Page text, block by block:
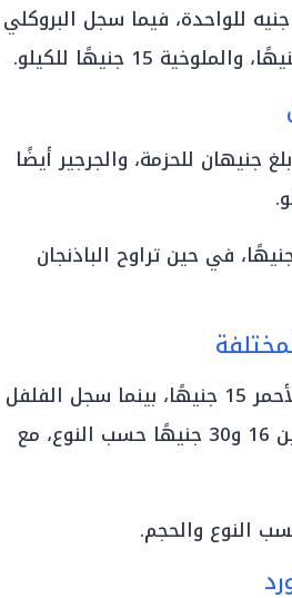
وذكر التجار أن سعر الكابوتشا للمستهلك يبلغ 7.5 جنيه للواحدة، فيما سجل البروكلي
جنيهان للحزمة، والجرجير أيضًا
سعر الباذنجان الأسود والأبيض والملون 12 جنيهًا، في حين تراوح الباذنجان
بلغ سعر البصل بين 15 و18 جنيهًا، وكذلك البصل الأحمر 15 جنيهًا، بينما سجل الفلفل
الأحمر والشطة والفلفل الرومي والفلفل البلدي بين 16 و30 جنيهًا حسب النوع، مع